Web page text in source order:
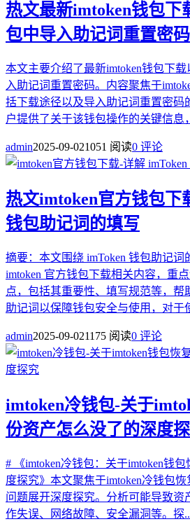
热文最新imtoken钱包下
包中导入助记词重置密码
本文主要介绍了最新imtoken钱包下
入助记词重置密码。内容聚焦于
括下载途径以及导入助记词重置密码
户提供了关于该钱包操作的关键信息
admin2025-09-021051 阅读0 评论
热文imtoken官方钱包下
钱包助记词的填写
摘要：本文围绕 imToken 钱包助记词
imtoken 官方钱包下载相关内容，重
点，包括其重要性、填写规范等，帮
助记词以保障钱包安全与使用，对于
admin2025-09-021175 阅读0 评论
imtoken冷钱包-关于
份资产怎么没了的深度
# 《imtoken冷钱包：关于imtoken钱
度探究》本文聚焦于imtoken冷钱包
问题展开深度探究。分析可能导致资
作失误、网络故障、安全漏洞等。探